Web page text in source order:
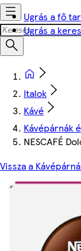
Ugrás a fő
Ugrás a
Italok
Kávé
Kávépárnák
NESCAFÉ
Vissza a